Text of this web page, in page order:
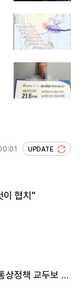
UPDATE
이 협치"
정책 교두보 활